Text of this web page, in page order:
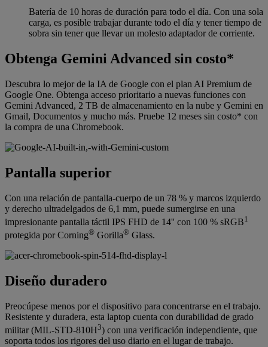
Batería de 10 horas de duración para todo el día. Con una sola
carga, es posible trabajar durante todo el día y tener tiempo de
sobra sin tener que llevar un molesto adaptador de corriente.
Obtenga Gemini Advanced sin costo*
Descubra lo mejor de la IA de Google con el plan AI Premium de
Google One. Obtenga acceso prioritario a nuevas funciones con
Gemini Advanced, 2 TB de almacenamiento en la nube y Gemini en
Gmail, Documentos y mucho más. Pruebe 12 meses sin costo* con
la compra de una Chromebook.
Pantalla superior
Con una relación de pantalla-cuerpo de un 78 % y marcos izquierdo
y derecho ultradelgados de 6,1 mm, puede sumergirse en una
impresionante pantalla táctil IPS FHD de 14'' con 100 % sRGB1
protegida por Corning® Gorilla® Glass.
Diseño duradero
Preocúpese menos por el dispositivo para concentrarse en el trabajo.
Resistente y duradera, esta laptop cuenta con durabilidad de grado
militar (MIL-STD-810H3) con una verificación independiente, que
soporta todos los rigores del uso diario en el lugar de trabajo.